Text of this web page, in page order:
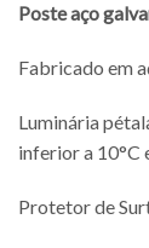
Posteaço
Fabricado em
Luminária
inferior a 10°C
Protetor de